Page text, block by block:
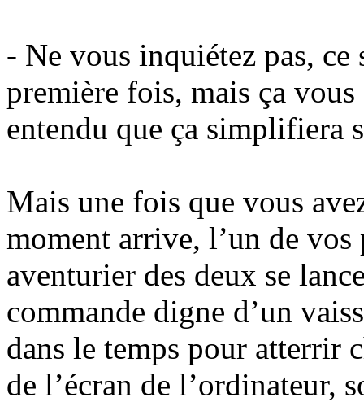
- Ne vous inquiétez pas,
première fois, mais ça
entendu que ça
Mais une fois que vous
moment arrive, l’un de
aventurier des deux se
commande digne d’un
dans le temps pour atterrir
de l’écran de l’ordinateur,